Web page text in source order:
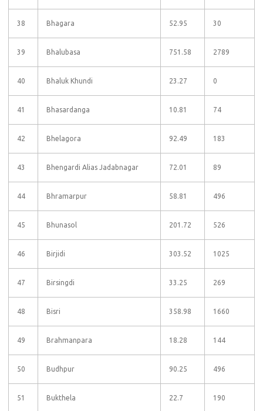
38 Bhagara 52.95 30
39 Bhalubasa 751.58 2789
40 Bhaluk Khundi 23.27 0
41 Bhasardanga 10.81 74
42 Bhelagora 92.49 183
43 Bhengardi Alias Jadabnagar 72.01 89
44 Bhramarpur 58.81 496
45 Bhunasol 201.72 526
46 Birjidi 303.52 1025
47 Birsingdi 33.25 269
48 Bisri 358.98 1660
49 Brahmanpara 18.28 144
50 Budhpur 90.25 496
51 Bukthela 22.7 190